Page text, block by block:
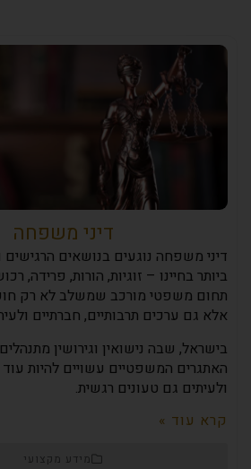
דיני משפחה
דיני משפחה נוגעים בנושאים
ביותר בחיינו – זוגיות, הורות, פרידה,
תחום משפטי מורכב שמשלב לא רק
אלא גם ערכים תרבותיים, חברתיים
בישראל, שבה נישואין וגירושין
האתגרים המשפטיים עשויים להיות עוד
ולעיתים גם טעונים רגשית.
קרא עוד »
מידע מקצועי